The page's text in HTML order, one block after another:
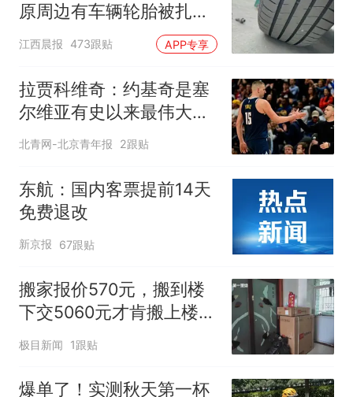
原周边有车辆轮胎被扎，
修理店铺换胎价格高达千
元，官方发布情况通报
江西晨报 473跟贴 APP专享
拉贾科维奇：约基奇是塞
尔维亚有史以来最伟大的
球员
北青网-北京青年报 2跟贴
东航：国内客票提前14天
免费退改
新京报 67跟贴
搬家报价570元，搬到楼
下交5060元才肯搬上楼！
女子傻眼了
极目新闻 1跟贴
爆单了！实测秋天第一杯